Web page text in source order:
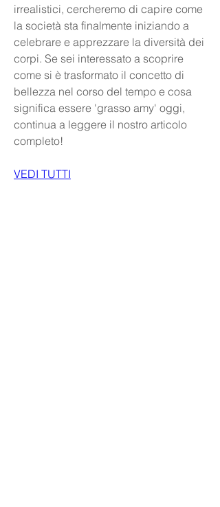
irrealistici, cercheremo di capire come
la società sta finalmente iniziando a
celebrare e apprezzare la diversità dei
corpi. Se sei interessato a scoprire
come si è trasformato il concetto di
bellezza nel corso del tempo e cosa
significa essere 'grasso amy' oggi,
continua a leggere il nostro articolo
completo!
VEDI TUTTI